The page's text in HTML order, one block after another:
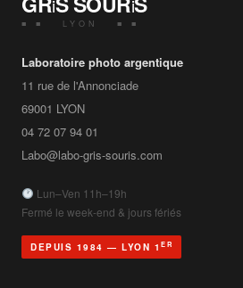
■ ■ LYON ■ ■
Laboratoire photo argentique
11 rue de l'Annonciade
69001 LYON
04 72 07 94 01
Labo@labo-gris-souris.com
Lun–Ven 11h–19h
Fermé le week-end & jours fériés
DEPUIS 1984 — LYON 1 ER